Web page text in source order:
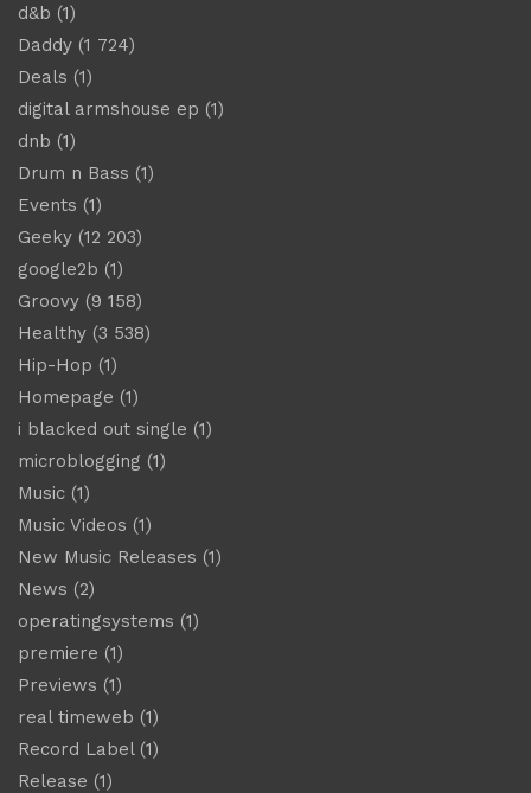
d&b (1)
Daddy (1 724)
Deals (1)
digital armshouse ep (1)
dnb (1)
Drum n Bass (1)
Events (1)
Geeky (12 203)
google2b (1)
Groovy (9 158)
Healthy (3 538)
Hip-Hop (1)
Homepage (1)
i blacked out single (1)
microblogging (1)
Music (1)
Music Videos (1)
New Music Releases (1)
News (2)
operatingsystems (1)
premiere (1)
Previews (1)
real timeweb (1)
Record Label(1)
Release (1)